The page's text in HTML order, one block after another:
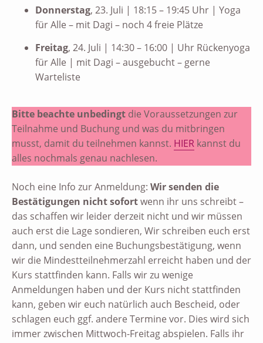
Donnerstag, 23. Juli | 18:15 – 19:45 Uhr | Yoga
für Alle – mit Dagi – noch 4 freie Plätze
Freitag, 24. Juli | 14:30 – 16:00 | Uhr Rückenyoga
für Alle | mit Dagi – ausgebucht – gerne
Warteliste
Bitte beachte unbedingt die Voraussetzungen zur
Teilnahme und Buchung und was du mitbringen
musst, damit du teilnehmen kannst. HIER kannst du
alles nochmals genau nachlesen.
Noch eine Info zur Anmeldung: Wir senden die
Bestätigungen nicht sofortwenn ihr uns schreibt –
das schaffen wir leider derzeit nicht und wir müssen
auch erst die Lage sondieren, Wir schreiben euch erst
dann, und senden eine Buchungsbestätigung, wenn
wir die Mindestteilnehmerzahl erreicht haben und der
Kurs stattfinden kann. Falls wir zu wenige
Anmeldungen haben und der Kurs nicht stattfinden
kann, geben wir euch natürlich auch Bescheid, oder
schlagen euch ggf. andere Termine vor. Dies wird sich
immer zwischen Mittwoch-Freitag abspielen. Falls ihr